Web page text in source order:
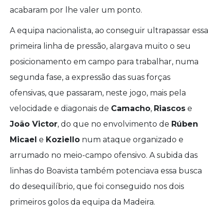
acabaram por lhe valer um ponto.
A equipa nacionalista, ao conseguir ultrapassar essa
primeira linha de pressão, alargava muito o seu
posicionamento em campo para trabalhar, numa
segunda fase, a expressão das suas forças
ofensivas, que passaram, neste jogo, mais pela
velocidade e diagonais de Camacho, Riascos e
João Victor, do que no envolvimento de Rúben
Micael e Koziello num ataque organizado e
arrumado no meio-campo ofensivo. A subida das
linhas do Boavista também potenciava essa busca
do desequilíbrio, que foi conseguido nos dois
primeiros golos da equipa da Madeira.